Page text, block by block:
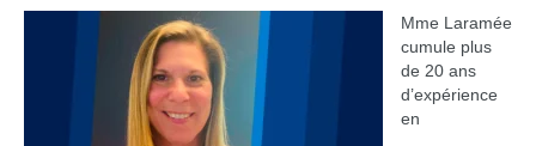
Mme Laramée
cumule plus
de 20 ans
d’expérience
en